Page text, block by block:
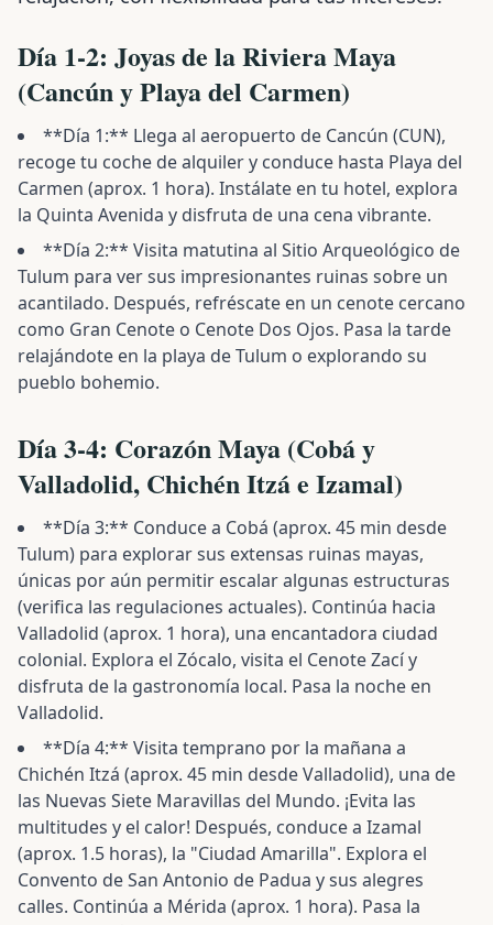
Día 1-2: Joyas de la Riviera Maya
(Cancún y Playa del Carmen)
**Día 1:** Llega al aeropuerto de Cancún (CUN),
recoge tu coche de alquiler y conduce hasta Playa del
Carmen (aprox. 1 hora). Instálate en tu hotel, explora
la Quinta Avenida y disfruta de una cena vibrante.
**Día 2:** Visita matutina al Sitio Arqueológico de
Tulum para ver sus impresionantes ruinas sobre un
acantilado. Después, refréscate en un cenote cercano
como Gran Cenote o Cenote Dos Ojos. Pasa la tarde
relajándote en la playa de Tulum o explorando su
pueblo bohemio.
Día 3-4: Corazón Maya (Cobá y
Valladolid, Chichén Itzá e Izamal)
**Día 3:** Conduce a Cobá (aprox. 45 min desde
Tulum) para explorar sus extensas ruinas mayas,
únicas por aún permitir escalar algunas estructuras
(verifica las regulaciones actuales). Continúa hacia
Valladolid (aprox. 1 hora), una encantadora ciudad
colonial. Explora el Zócalo, visita el Cenote Zací y
disfruta de la gastronomía local. Pasa la noche en
Valladolid.
**Día 4:** Visita temprano por la mañana a
Chichén Itzá (aprox. 45 min desde Valladolid), una de
las Nuevas Siete Maravillas del Mundo. ¡Evita las
multitudes y el calor! Después, conduce a Izamal
(aprox. 1.5 horas), la "Ciudad Amarilla". Explora el
Convento de San Antonio de Padua y sus alegres
calles. Continúa a Mérida (aprox. 1 hora). Pasa la